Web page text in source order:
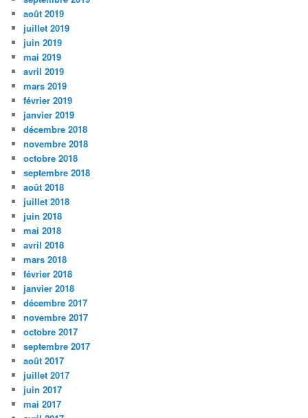
août 2019
juillet 2019
juin 2019
mai 2019
avril 2019
mars 2019
février 2019
janvier 2019
décembre 2018
novembre 2018
octobre 2018
septembre 2018
août 2018
juillet 2018
juin 2018
mai 2018
avril 2018
mars 2018
février 2018
janvier 2018
décembre 2017
novembre 2017
octobre 2017
septembre 2017
août 2017
juillet 2017
juin 2017
mai 2017